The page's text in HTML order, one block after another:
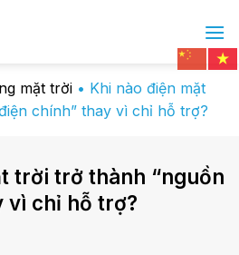
mặt trời • Khi nào điện mặt
chính” thay vì chỉ hỗ trợ?
trời trở thành “nguồn
vì chỉ hỗ trợ?